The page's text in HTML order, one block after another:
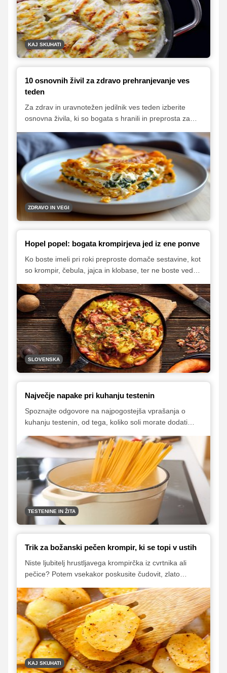
KAJ SKUHATI
10 osnovnih živil za zdravo prehranjevanje ves
teden
Za zdrav in uravnotežen jedilnik ves teden izberite
osnovna živila, ki so bogata s hranili in preprosta za
in ovseni kosmiči so odlična osnova za obroke,
medtem ko piščančje prsi, čičerika, leča in tofu
priskrbijo kakovostne beljakovine. Dodajte še z
zdravimi maščobami bogat prekajen losos, špinačo za
barvitost ter jabolka za svežino in zdrav prigrizek, da
bo vaša prehrana raznolika in hranljiva.
ZDRAVO IN VEGI
Hopel popel: bogata krompirjeva jed iz ene ponve
Ko boste imeli pri roki preproste domače sestavine, kot
so krompir, čebula, jajca in klobase, ter ne boste vedeli,
preposto, a bogato jed, ki je poznana po vsem svetu v
mnogih lokalnih in regionalnih različicah, pred leti pa so
jo stregli tudi v ljubljanskem Hotelu Union.
SLOVENSKA
Največje napake pri kuhanju testenin
Spoznajte odgovore na najpogostejša vprašanja o
kuhanju testenin, od tega, koliko soli morate dodati
temperature kuhanja.
TESTENINE IN ŽITA
Trik za božanski pečen krompir, ki se topi v ustih
Niste ljubitelj hrustljavega krompirčka iz cvrtnika ali
pečice? Potem vsekakor poskusite čudovit, zlato
pečici, ki je tako mehek, da se resnično stopi v ustih.
KAJ SKUHATI